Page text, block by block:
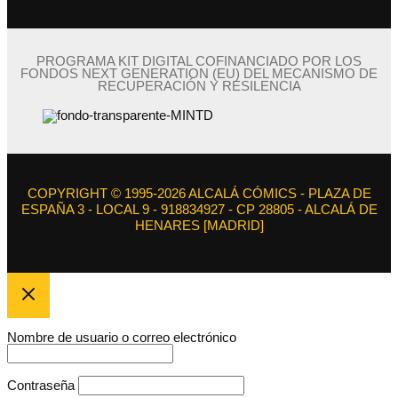
PROGRAMA KIT DIGITAL COFINANCIADO POR LOS
FONDOS NEXT GENERATION (EU) DEL MECANISMO DE
RECUPERACIÓN Y RESILENCIA
COPYRIGHT © 1995-2026 ALCALÁ CÓMICS - PLAZA DE
ESPAÑA 3 - LOCAL 9 - 918834927 - CP 28805 - ALCALÁ DE
HENARES [MADRID]
Nombre de usuario o correo electrónico
Contraseña